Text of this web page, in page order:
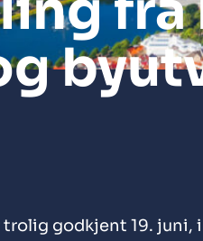
trolig godkjent 19.